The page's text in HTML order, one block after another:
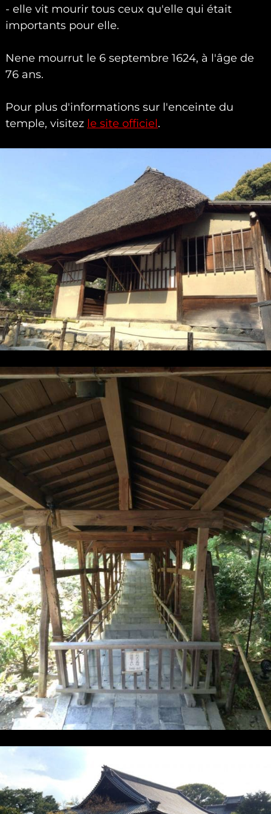
- elle vit mourir tous ceux qu'elle qui était
importants pour elle.
Nene mourrut le 6 septembre 1624, à l'âge de
76 ans.
Pour plus d'informations sur l'enceinte du
temple, visitez le site officiel.